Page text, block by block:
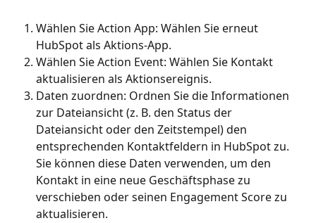
Wählen Sie Action App: Wählen Sie erneut
HubSpot als Aktions-App.
Wählen Sie Action Event: Wählen Sie Kontakt
aktualisieren als Aktionsereignis.
Daten zuordnen: Ordnen Sie die Informationen
zur Dateiansicht (z. B. den Status der
Dateiansicht oder den Zeitstempel) den
entsprechenden Kontaktfeldern in HubSpot zu.
Sie können diese Daten verwenden, um den
Kontakt in eine neue Geschäftsphase zu
verschieben oder seinen Engagement Score zu
aktualisieren.